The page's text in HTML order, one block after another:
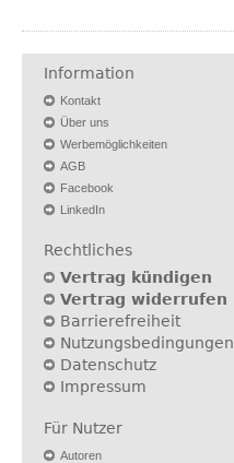
Information
Kontakt
Über uns
Werbemöglichkeiten
AGB
Facebook
LinkedIn
Rechtliches
Vertrag kündigen
Vertrag widerrufen
Barrierefreiheit
Nutzungsbedingungen
Datenschutz
Impressum
Für Nutzer
Autoren